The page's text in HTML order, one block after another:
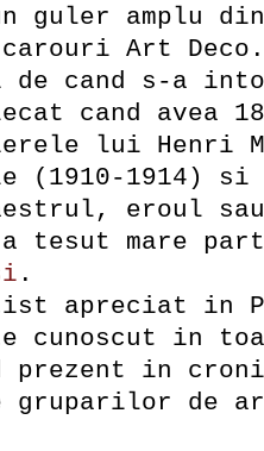
guler amplu
Art Deco.
de cand s-a
cand avea
lui Henri
(1910-1914)
eroul
tesut mare
.
apreciat in
cunoscut in
in
de